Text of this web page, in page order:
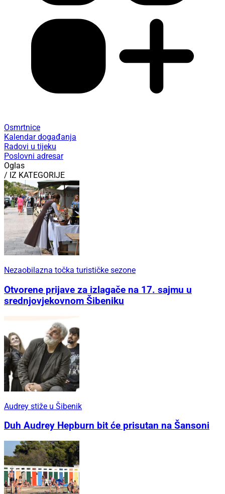
Osmrtnice
Kalendar događanja
Radovi u tijeku
Poslovni adresar
Oglas
/ IZ KATEGORIJE
Nezaobilazna točka turističke sezone
Otvorene prijave za izlagače na 17. sajmu u
srednjovjekovnom Šibeniku
Audrey stiže u Šibenik
Duh Audrey Hepburn bit će prisutan na Šansoni